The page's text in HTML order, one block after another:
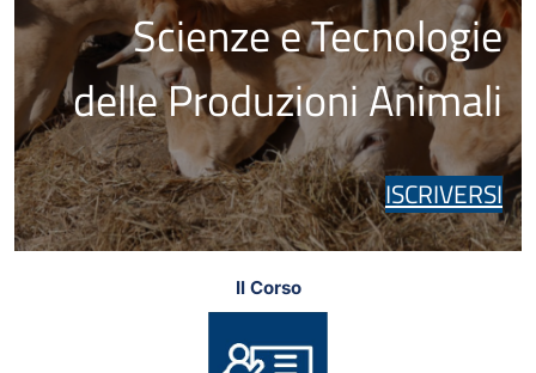
Scienze e Tecnologie
delle Produzioni Animali
ISCRIVERSI
Il Corso